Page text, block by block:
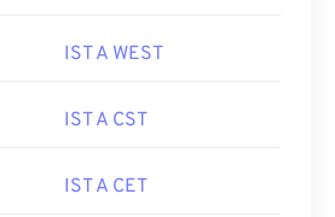
IST A WEST
IST A CST
IST A CET